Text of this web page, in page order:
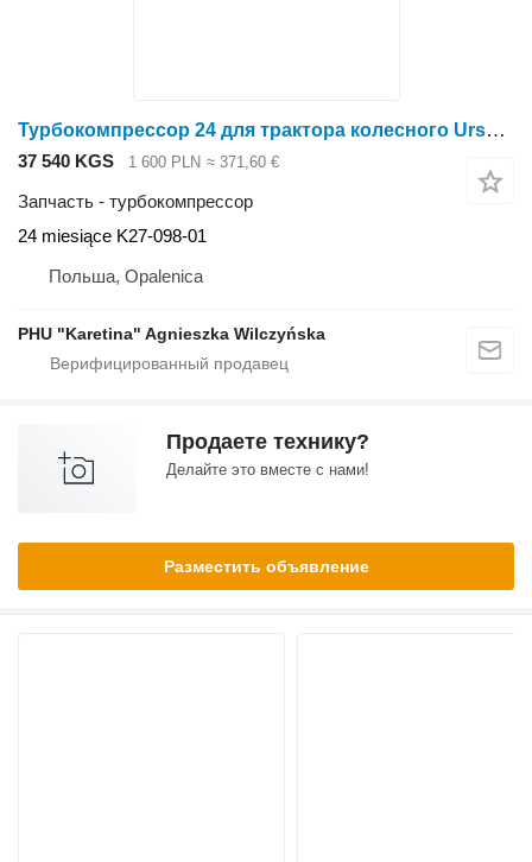
Турбокомпрессор 24 для трактора колесного Ursus Ursus C-385 C385 6 cyl
37 540 KGS 1 600 PLN ≈ 371,60 €
Запчасть - турбокомпрессор
24 miesiące K27-098-01
Польша, Opalenica
PHU "Karetina" Agnieszka Wilczyńska
Продаете технику?
Делайте это вместе с нами!
Разместить объявление